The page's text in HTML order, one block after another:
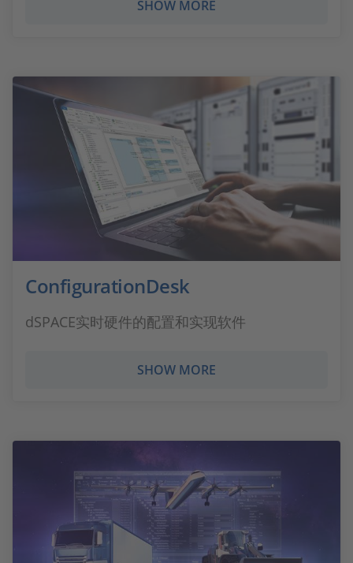
SHOW MORE
ConfigurationDesk
dSPACE实时硬件的配置和实现软件
SHOW MORE